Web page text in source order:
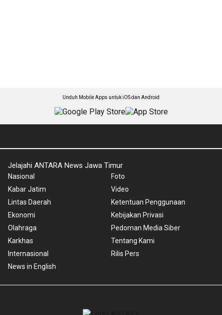
Unduh Mobile Apps untuk iOS dan Android
Jelajahi ANTARA News Jawa Timur
Nasional
Kabar Jatim
Lintas Daerah
Ekonomi
Olahraga
Karkhas
Internasional
News in English
Foto
Video
Ketentuan Penggunaan
Kebijakan Privasi
Pedoman Media Siber
Tentang Kami
Rilis Pers